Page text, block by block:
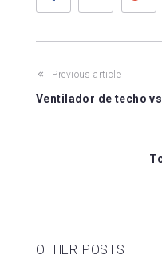
Previous article
Ventilador de techo
OTHER POSTS